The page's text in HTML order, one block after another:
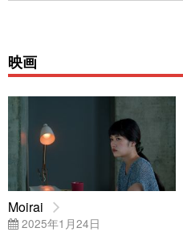
映画
Moirai
2025年1月24日